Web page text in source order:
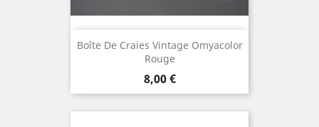
Boîte De Craies Vintage Omyacolor
Rouge
Prix
8,00 €